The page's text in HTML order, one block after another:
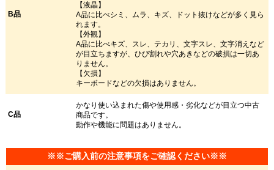
B品
【液晶】
A品に比べシミ、ムラ、キズ、ドット抜けなどが多く見ら
れます。
【外観】
A品に比べキズ、スレ、テカリ、文字スレ、文字消えなど
が目立ちますが、ひび割れや穴あきなどの破損は一切あ
りません。
【欠損】
キーボードなどの欠損はありません。
C品
かなり使い込まれた傷や使用感・劣化などが目立つ中古
商品です。
動作や機能に問題はありません。
※※ご購入前の注意事項をご確認ください※※